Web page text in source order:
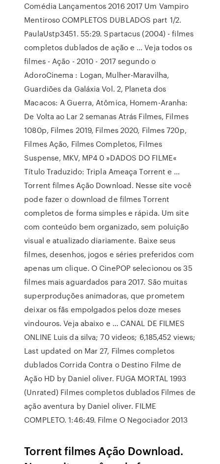
Comédia Lançamentos 2016 2017 Um Vampiro
Mentiroso COMPLETOS DUBLADOS part 1/2.
PaulaUstp3451. 55:29. Spartacus (2004) - filmes
completos dublados de ação e … Veja todos os
filmes - Ação - 2010 - 2017 segundo o
AdoroCinema : Logan, Mulher-Maravilha,
Guardiões da Galáxia Vol. 2, Planeta dos
Macacos: A Guerra, Atômica, Homem-Aranha:
De Volta ao Lar 2 semanas Atrás Filmes, Filmes
1080p, Filmes 2019, Filmes 2020, Filmes 720p,
Filmes Ação, Filmes Completos, Filmes
Suspense, MKV, MP4 0 »DADOS DO FILME«
Título Traduzido: Tripla Ameaça Torrent e …
Torrent filmes Ação Download. Nesse site você
pode fazer o download de filmes Torrent
completos de forma simples e rápida. Um site
com conteúdo bem organizado, sem poluição
visual e atualizado diariamente. Baixe seus
filmes, desenhos, jogos e séries preferidos com
apenas um clique. O CinePOP selecionou os 35
filmes mais aguardados para 2017. São muitas
superproduções animadoras, que prometem
deixar os fãs empolgados pelos doze meses
vindouros. Veja abaixo e … CANAL DE FILMES
ONLINE Luis da silva; 70 videos; 6,185,452 views;
Last updated on Mar 27, Filmes completos
dublados Corrida Contra o Destino Filme de
Ação HD by Daniel oliver. FUGA MORTAL 1993
(Unrated) Filmes completos dublados Filmes de
ação aventura by Daniel oliver. FILME
COMPLETO. 1:46:49. Filme O Negociador 2013
Torrent filmes Ação Download.